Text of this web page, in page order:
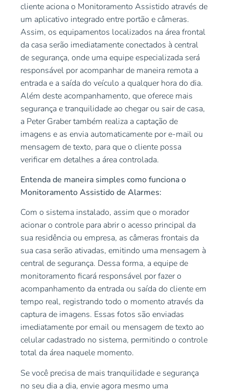
cliente aciona o Monitoramento Assistido através de
um aplicativo integrado entre portão e câmeras.
Assim, os equipamentos localizados na área frontal
da casa serão imediatamente conectados à central
de segurança, onde uma equipe especializada será
responsável por acompanhar de maneira remota a
entrada e a saída do veículo a qualquer hora do dia.
Além deste acompanhamento, que oferece mais
segurança e tranquilidade ao chegar ou sair de casa,
a Peter Graber também realiza a captação de
imagens e as envia automaticamente por e-mail ou
mensagem de texto, para que o cliente possa
verificar em detalhes a área controlada.
Entenda de maneira simples como funciona o
Monitoramento Assistido de Alarmes:
Com o sistema instalado, assim que o morador
acionar o controle para abrir o acesso principal da
sua residência ou empresa, as câmeras frontais da
sua casa serão ativadas, emitindo uma mensagem à
central de segurança. Dessa forma, a equipe de
monitoramento ficará responsável por fazer o
acompanhamento da entrada ou saída do cliente em
tempo real, registrando todo o momento através da
captura de imagens. Essas fotos são enviadas
imediatamente por email ou mensagem de texto ao
celular cadastrado no sistema, permitindo o controle
total da área naquele momento.
Se você precisa de mais tranquilidade e segurança
no seu dia a dia, envie agora mesmo uma